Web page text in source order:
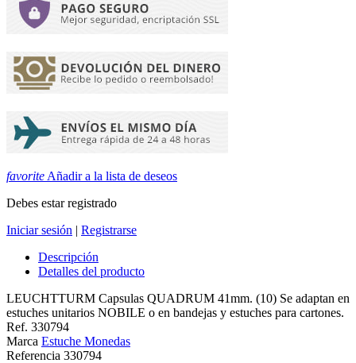
favorite Añadir a la lista de deseos
Debes estar registrado
Iniciar sesión | Registrarse
Descripción
Detalles del producto
LEUCHTTURM Capsulas QUADRUM 41mm. (10) Se adaptan en
estuches unitarios NOBILE o en bandejas y estuches para cartones.
Ref. 330794
Marca Estuche Monedas
Referencia 330794